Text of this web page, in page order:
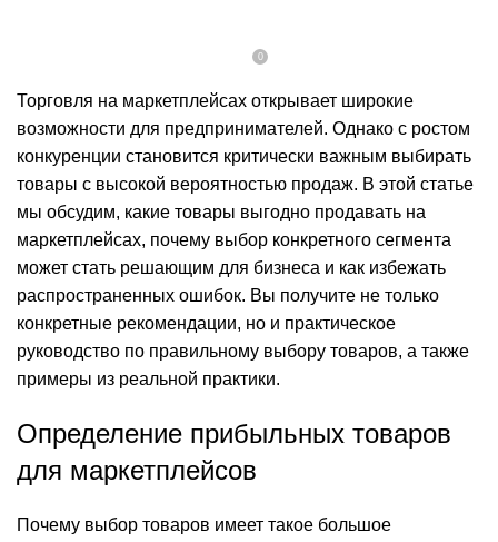
0
Торговля на маркетплейсах открывает широкие
возможности для предпринимателей. Однако с ростом
конкуренции становится критически важным выбирать
товары с высокой вероятностью продаж. В этой статье
мы обсудим, какие товары выгодно продавать на
маркетплейсах, почему выбор конкретного сегмента
может стать решающим для бизнеса и как избежать
распространенных ошибок. Вы получите не только
конкретные рекомендации, но и практическое
руководство по правильному выбору товаров, а также
примеры из реальной практики.
Определение прибыльных товаров
для маркетплейсов
Почему выбор товаров имеет такое большое